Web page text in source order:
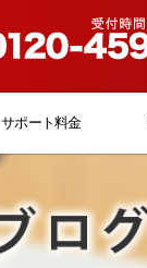
サポート料金